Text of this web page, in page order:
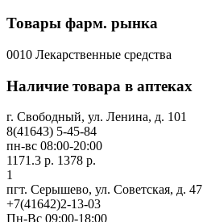
Товары фарм. рынка
0010 Лекарственные средства
Наличие товара в аптеках
г. Свободный, ул. Ленина, д. 101
8(41643) 5-45-84
пн-вс 08:00-20:00
1171.3 р. 1378 р.
1
пгт. Серышево, ул. Советская, д. 47
+7(41642)2-13-03
Пн-Вс 09:00-18:00